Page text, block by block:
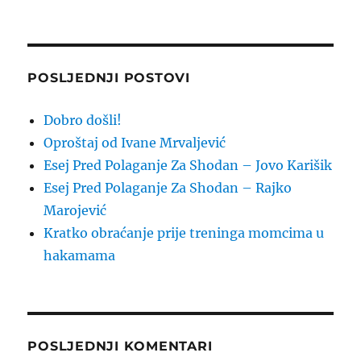
POSLJEDNJI POSTOVI
Dobro došli!
Oproštaj od Ivane Mrvaljević
Esej Pred Polaganje Za Shodan – Jovo Karišik
Esej Pred Polaganje Za Shodan – Rajko
Marojević
Kratko obraćanje prije treninga momcima u
hakamama
POSLJEDNJI KOMENTARI